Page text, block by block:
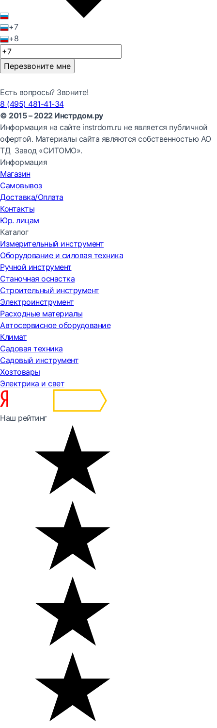
+7
+8
Перезвоните мне
Есть вопросы? Звоните!
8 (495) 481-41-34
© 2015 – 2022 Инстрдом.ру
Информация на сайте instrdom.ru не является публичной
офертой. Материалы сайта являются собственностью АО
ТД Завод «СИТОМО».
Информация
Магазин
Самовывоз
Доставка/Оплата
Контакты
Юр. лицам
Каталог
Измерительный инструмент
Оборудование и силовая техника
Ручной инструмент
Станочная оснастка
Строительный инструмент
Электроинструмент
Расходные материалы
Автосервисное оборудование
Климат
Садовая техника
Садовый инструмент
Хозтовары
Электрика и свет
Наш рейтинг